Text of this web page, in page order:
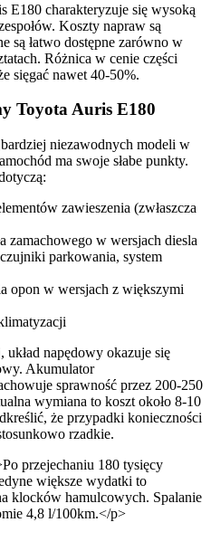
E180 charakteryzuje się wysoką
Koszty napraw są
są łatwo dostępne zarówno w
Różnica w cenie części
sięgać nawet 40-50%.
Toyota Auris E180
niezawodnych modeli w
ma swoje słabe punkty.
zawieszenia (zwłaszcza
zamachowego w wersjach diesla
parkowania, system
opon w wersjach z większymi
napędowy okazuje się
Akumulator
sprawność przez 200-250
wymiana to koszt około 8-10
że przypadki konieczności
rzadkie.
przejechaniu 180 tysięcy
większe wydatki to
klocków hamulcowych. Spalanie
4,8 l/100km.</p>